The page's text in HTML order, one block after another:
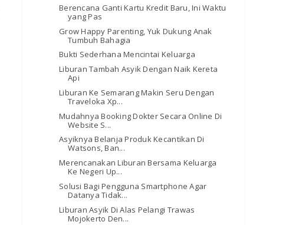
Berencana Ganti Kartu Kredit Baru, Ini Waktu
yang Pas
Grow Happy Parenting, Yuk Dukung Anak
Tumbuh Bahagia
Bukti Sederhana Mencintai Keluarga
Liburan Tambah Asyik Dengan Naik Kereta
Api
Liburan Ke Semarang Makin Seru Dengan
Traveloka Xp...
Mudahnya Booking Dokter Secara Online Di
Website S...
Asyiknya Belanja Produk Kecantikan Di
Watsons, Ban...
Merencanakan Liburan Bersama Keluarga
Ke Negeri Up...
Solusi Bagi Pengguna Smartphone Agar
Datanya Tidak...
Liburan Asyik Di Alas Pelangi Trawas
Mojokerto Den...